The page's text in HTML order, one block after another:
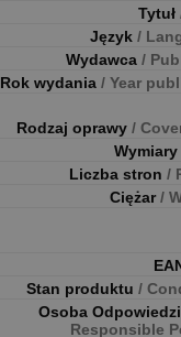
Tytuł
Język /
Wydawca /
Rok wydania / Year
Rodzaj oprawy /
Wymiary
Liczba stron /
Ciężar/
Stan produktu /
Osoba
Responsible